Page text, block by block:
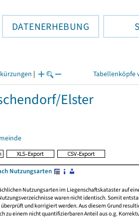
DATENERHEBUNG
| Tabellenköpfe
Elster
Nutzungsarten
Nutzungsarten im Liegenschaftskataster auf
waren nicht identisch. Somit
und korrigiert werden. Aus diesem Grund
zu einem nicht quantifizierbaren Anteil aus o.g.